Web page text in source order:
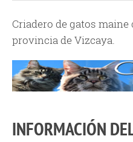
Criadero de gatos
provincia de Vizcaya.
INFORMACIÓN